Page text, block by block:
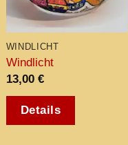
WINDLICHT
Windlicht
13,00 €
Details